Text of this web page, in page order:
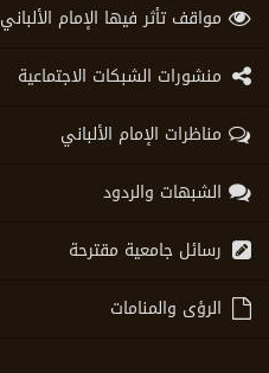
مواقف تأثر فيها الإمام الألباني
منشورات الشبكات الاجتماعية
مناظرات الإمام الألباني
الشبهات والردود
رسائل جامعية مقترحة
الرؤى والمنامات